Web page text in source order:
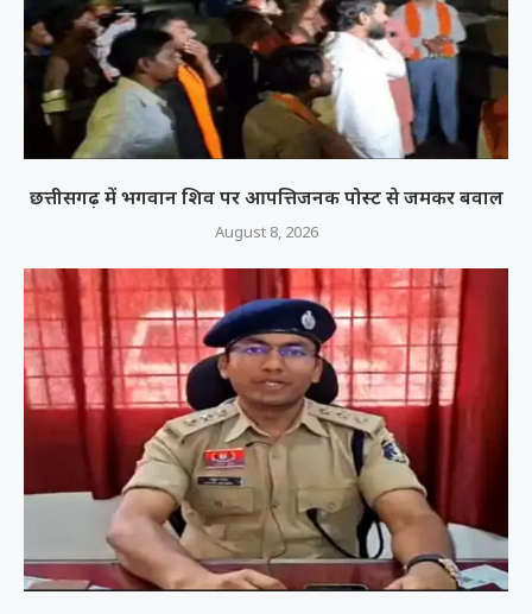
छत्तीसगढ़ में भगवान शिव पर आपत्तिजनक पोस्ट से जमकर बवाल
August 8, 2026